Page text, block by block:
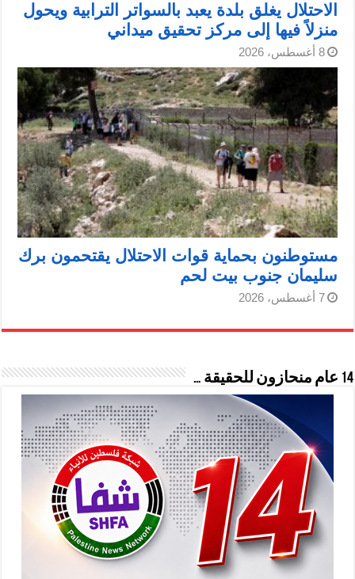
الاحتلال يغلق بلدة يعبد بالسواتر الترابية ويحول
منزلاً فيها إلى مركز تحقيق ميداني
8 أغسطس، 2026
مستوطنون بحماية قوات الاحتلال يقتحمون برك
سليمان جنوب بيت لحم
7 أغسطس، 2026
14 عام منحازون للحقيقة …